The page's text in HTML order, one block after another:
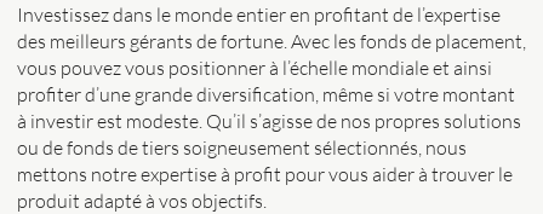
Investissez dans le monde entier en profitant de l’expertise
des meilleurs gérants de fortune. Avec les fonds de placement,
vous pouvez vous positionner à l’échelle mondiale et ainsi
profiter d’une grande diversification, même si votre montant
à investir est modeste. Qu’il s’agisse de nos propres solutions
ou de fonds de tiers soigneusement sélectionnés, nous
mettons notre expertise à profit pour vous aider à trouver le
produit adapté à vos objectifs.